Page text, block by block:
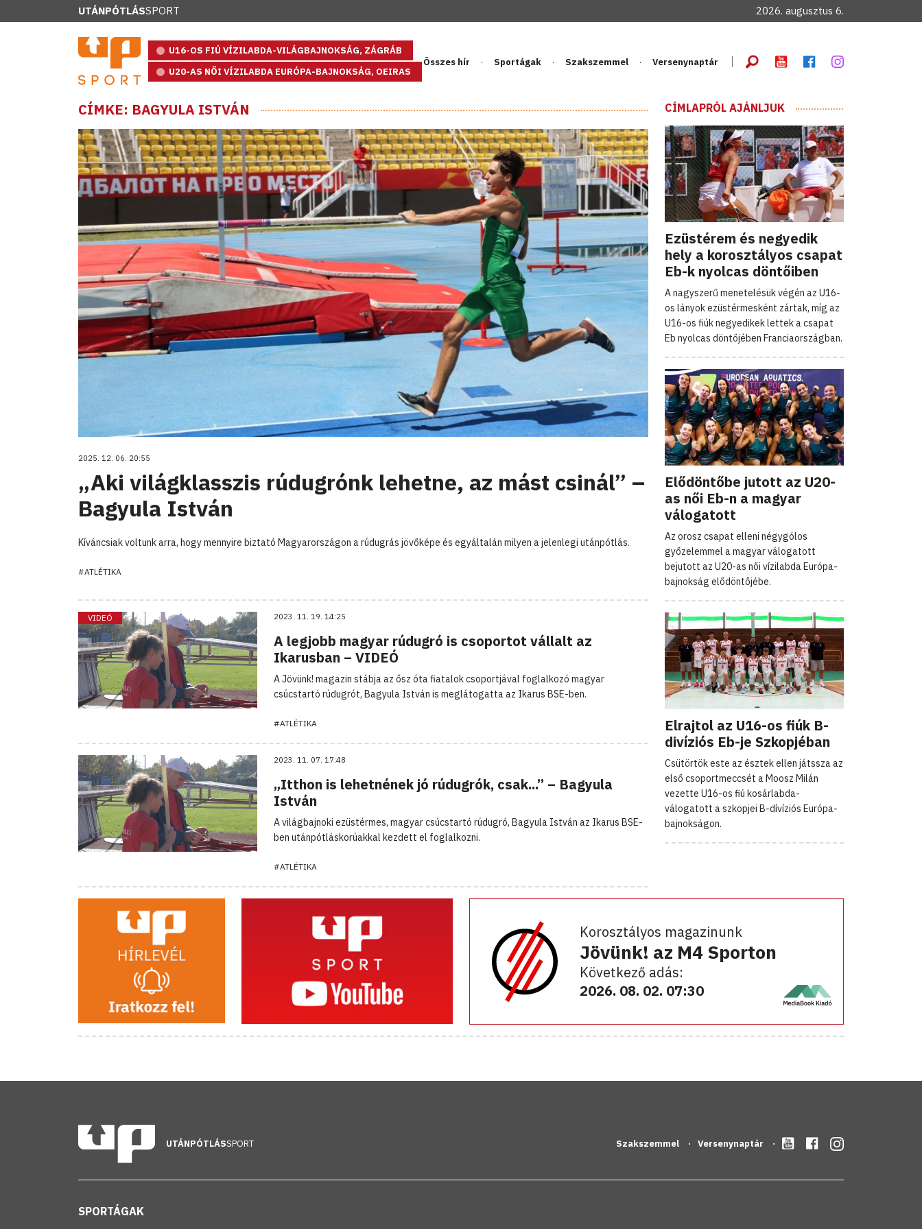
UTÁNPÓTLÁSSPORT 2026. augusztus 6.
U16-OS FIÚ VÍZILABDA-VILÁGBAJNOKSÁG, ZÁGRÁB
U20-AS NŐI VÍZILABDA EURÓPA-BAJNOKSÁG, OEIRAS
Összes hír Sportágak Szakszemmel Versenynaptár
CÍMKE: BAGYULA ISTVÁN
2025. 12. 06. 20:55
„Aki világklasszis rúdugrónk lehetne, az mást csinál” –
Bagyula István
Kíváncsiak voltunk arra, hogy mennyire biztató Magyarországon a rúdugrás jövőképe és egyáltalán milyen a jelenlegi utánpótlás.
#ATLÉTIKA
VIDEÓ 2023. 11. 19. 14:25
A legjobb magyar rúdugró is csoportot vállalt az
Ikarusban – VIDEÓ
A Jövünk! magazin stábja az ősz óta fiatalok csoportjával foglalkozó magyar
csúcstartó rúdugrót, Bagyula István is meglátogatta az Ikarus BSE-ben.
#ATLÉTIKA
2023. 11. 07. 17:48
„Itthon is lehetnének jó rúdugrók, csak...” – Bagyula
István
A világbajnoki ezüstérmes, magyar csúcstartó rúdugró, Bagyula István az Ikarus BSE-
ben utánpótláskorúakkal kezdett el foglalkozni.
#ATLÉTIKA
CÍMLAPRÓL AJÁNLJUK
Ezüstérem és negyedik
hely a korosztályos csapat
Eb-k nyolcas döntőiben
A nagyszerű menetelésük végén az U16-
os lányok ezüstérmesként zártak, míg az
U16-os fiúk negyedikek lettek a csapat
Eb nyolcas döntőjében Franciaországban.
Elődöntőbe jutott az U20-
as női Eb-n a magyar
válogatott
Az orosz csapat elleni négygólos
győzelemmel a magyar válogatott
bejutott az U20-as női vízilabda Európa-
bajnokság elődöntőjébe.
Elrajtol az U16-os fiúk B-
divíziós Eb-je Szkopjéban
Csütörtök este az észtek ellen játssza az
első csoportmeccsét a Moosz Milán
vezette U16-os fiú kosárlabda-
válogatott a szkopjei B-dívíziós Európa-
bajnokságon.
Korosztályos magazinunk
Jövünk! az M4 Sporton
Következő adás:
2026. 08. 02. 07:30
UTÁNPÓTLÁSSPORT Szakszemmel Versenynaptár
SPORTÁGAK